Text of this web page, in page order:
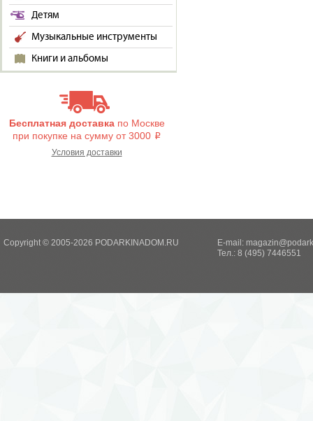
Детям
Музыкальные инструменты
Книги и альбомы
Бесплатная доставкапо Москве
при покупке на сумму от 3000 i
Условия доставки
Copyright © 2005-2026 PODARKINADOM.RU E-mail:
Тел.: 8 (495) 7446551